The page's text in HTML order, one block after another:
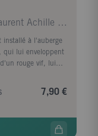
Wells Herbert George ; Laurent Achille ; Nicolaï C
installé à l'auberge
qui lui enveloppent
rouge vif, lui
peut-être laissé en
de sa note et
qu'il se
7,90 €